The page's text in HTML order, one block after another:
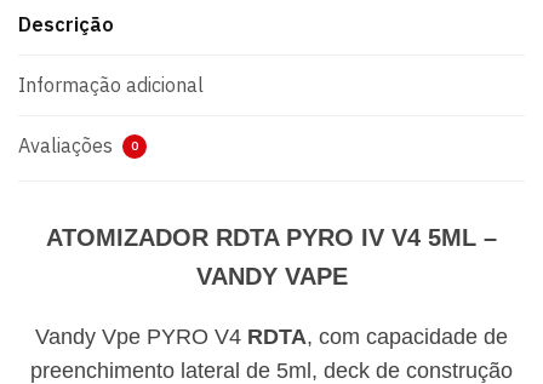
Descrição
Informação adicional
Avaliações 0
ATOMIZADOR RDTA PYRO IV V4 5ML –
VANDY VAPE
Vandy Vpe PYRO V4 RDTA, com capacidade de
preenchimento lateral de 5ml, deck de construção